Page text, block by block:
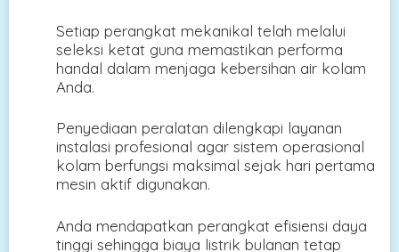
Setiap perangkat mekanikal telah melalui
seleksi ketat guna memastikan performa
handal dalam menjaga kebersihan air kolam
Anda.
Penyediaan peralatan dilengkapi layanan
instalasi profesional agar sistem operasional
kolam berfungsi maksimal sejak hari pertama
mesin aktif digunakan.
Anda mendapatkan perangkat efisiensi daya
tinggi sehingga biaya listrik bulanan tetap